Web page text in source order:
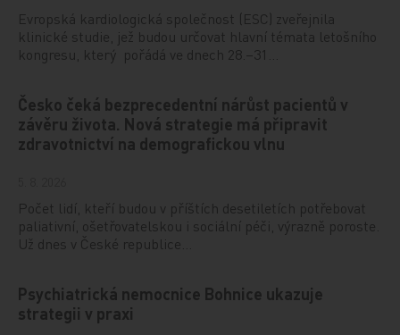
Evropská kardiologická společnost (ESC) zveřejnila
klinické studie, jež budou určovat hlavní témata letošního
kongresu, který pořádá ve dnech 28.–31…
Česko čeká bezprecedentní nárůst pacientů v
závěru života. Nová strategie má připravit
zdravotnictví na demografickou vlnu
Počet lidí, kteří budou v příštích desetiletích potřebovat
paliativní, ošetřovatelskou i sociální péči, výrazně poroste.
Už dnes v České republice…
Psychiatrická nemocnice Bohnice ukazuje
strategii v praxi